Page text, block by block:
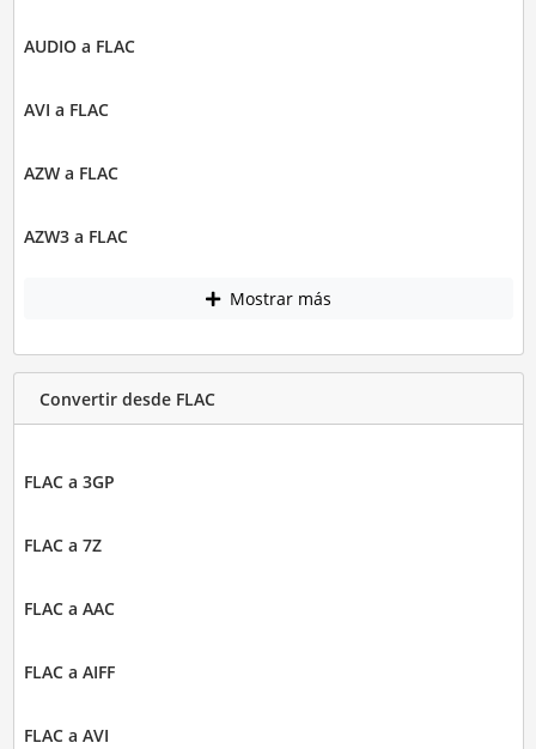
AUDIO a FLAC
AVI a FLAC
AZW a FLAC
AZW3 a FLAC
Mostrar más
Convertir desde FLAC
FLAC a 3GP
FLAC a 7Z
FLAC a AAC
FLAC a AIFF
FLAC a AVI